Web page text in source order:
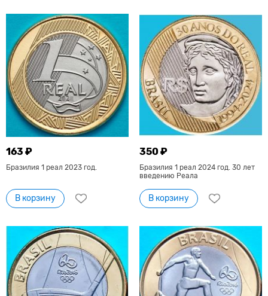
163 ₽
Бразилия 1 реал 2023 год.
В корзину
350 ₽
Бразилия 1 реал 2024 год. 30 лет
введению Реала
В корзину